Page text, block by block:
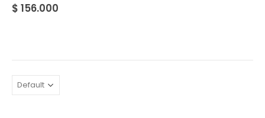
$ 156.000